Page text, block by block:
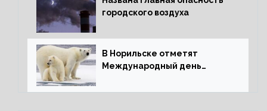
городского воздуха
В Норильске отметят
Международный день